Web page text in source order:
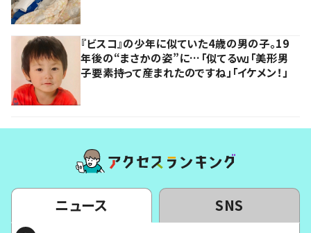
『ビスコ』の少年に似ていた4歳の男の子。19
年後の“まさかの姿”に…「似てるｗ」「美形男
子要素持って産まれたのですね」「イケメン！」
ニュース SNS